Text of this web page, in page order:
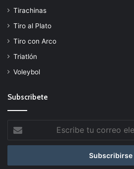
Tirachinas
Tiro al Plato
Tiro con Arco
Triatlón
Voleybol
Subscribete
Escribe
tu
correo